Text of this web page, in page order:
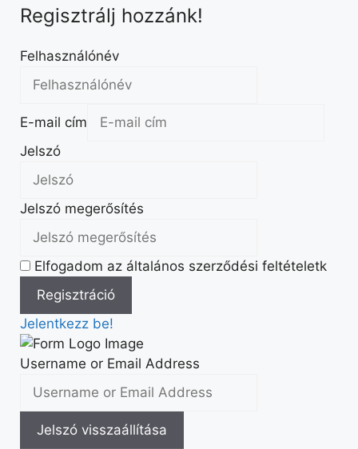
Regisztrálj hozzánk!
Felhasználónév
E-mail cím
Jelszó
Jelszó megerősítés
Elfogadom az általános szerződési feltételetk
Jelentkezz be!
Username or Email Address